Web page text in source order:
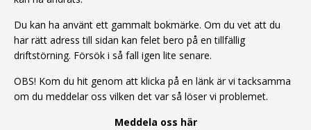
Du kan ha använt ett gammalt bokmärke. Om du vet att du
har rätt adress till sidan kan felet bero på en tillfällig
driftstörning. Försök i så fall igen lite senare.
OBS! Kom du hit genom att klicka på en länk är vi tacksamma
om du meddelar oss vilken det var så löser vi problemet.
Meddela oss här